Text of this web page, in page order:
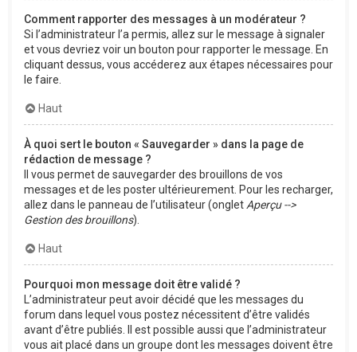
Comment rapporter des messages à un modérateur ?
Si l’administrateur l’a permis, allez sur le message à signaler
et vous devriez voir un bouton pour rapporter le message. En
cliquant dessus, vous accéderez aux étapes nécessaires pour
le faire.
Haut
À quoi sert le bouton « Sauvegarder » dans la page de
rédaction de message ?
Il vous permet de sauvegarder des brouillons de vos
messages et de les poster ultérieurement. Pour les recharger,
allez dans le panneau de l’utilisateur (onglet Aperçu -->
Gestion des brouillons).
Haut
Pourquoi mon message doit être validé ?
L’administrateur peut avoir décidé que les messages du
forum dans lequel vous postez nécessitent d’être validés
avant d’être publiés. Il est possible aussi que l’administrateur
vous ait placé dans un groupe dont les messages doivent être